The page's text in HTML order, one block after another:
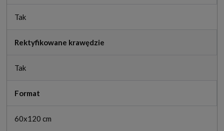
Tak
Rektyfikowane krawędzie
Tak
Format
60x120 cm